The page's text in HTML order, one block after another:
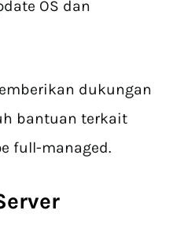
OS dan
dukungan
bantuan terkait
full-managed.